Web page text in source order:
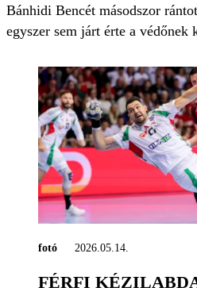
Bánhidi Bencét másodszor
egyszer sem járt érte a védőnek
fotó 2026.05.14.
FÉRFI